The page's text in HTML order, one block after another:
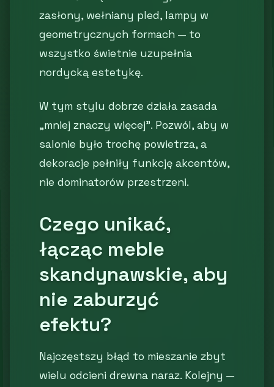
zasłony, wełniany pled, lampy w
geometrycznych formach — to
wszystko świetnie uzupełnia
nordycką estetykę.
W tym stylu dobrze działa zasada
„mniej znaczy więcej”. Pozwól, aby w
salonie było trochę powietrza, a
dekoracje pełniły funkcję akcentów,
nie dominatorów przestrzeni.
Czego unikać,
łącząc meble
skandynawskie, aby
nie zaburzyć
efektu?
Najczęstszy błąd to mieszanie zbyt
wielu odcieni drewna naraz. Kolejny —